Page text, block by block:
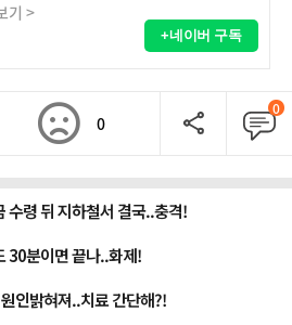
기 >
+네이버 구독
0
0